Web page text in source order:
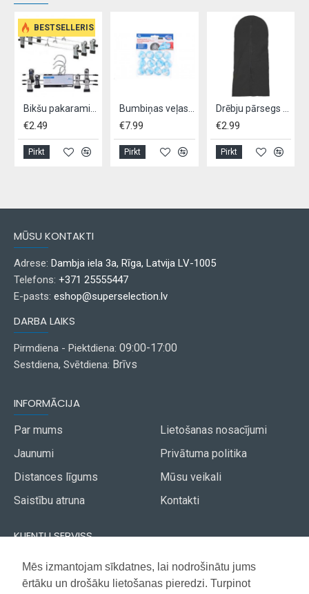
Mēs izmantojam sīkdatnes, lai nodrošinātu jums
ērtāku un drošāku lietošanas pieredzi. Turpinot
BESTSELLERIS
€2.49
Pirkt
€7.99
Pirkt
€2.99
Pirkt
MŪSU KONTAKTI
Adrese: Dambja iela 3a, Rīga, Latvija LV-1005
Telefons: +371 25555447
E-pasts: eshop@superselection.lv
DARBA LAIKS
Pirmdiena - Piektdiena: 09:00-17:00
Sestdiena, Svētdiena: Brīvs
INFORMĀCIJA
Par mums
Jaunumi
Distances līgums
Saistību atruna
Lietošanas nosacījumi
Privātuma politika
Mūsu veikali
Kontakti
KLIENTU SERVISS
Piegāde
Apmaksa
Akcijas avīze